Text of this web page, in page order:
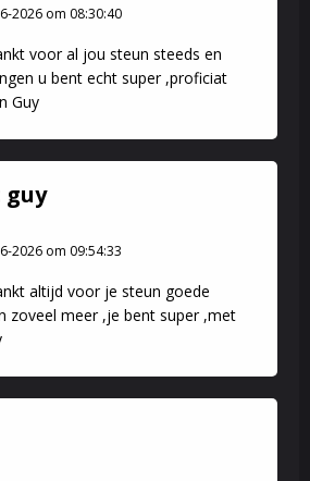
2026 om 08:30:40
voor al jou steun steeds en
u bent echt super ,proficiat
Guy
2026 om 09:54:33
altijd voor je steun goede
zoveel meer ,je bent super ,met